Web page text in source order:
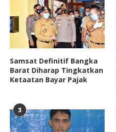
Samsat Definitif Bangka
Barat Diharap Tingkatkan
Ketaatan Bayar Pajak
3